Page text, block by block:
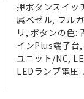
押ボタンスイッ
属ベゼル, フル
リ, ボタンの色:
インPlus端子台
ユニット/NC,
LEDランプ電圧: